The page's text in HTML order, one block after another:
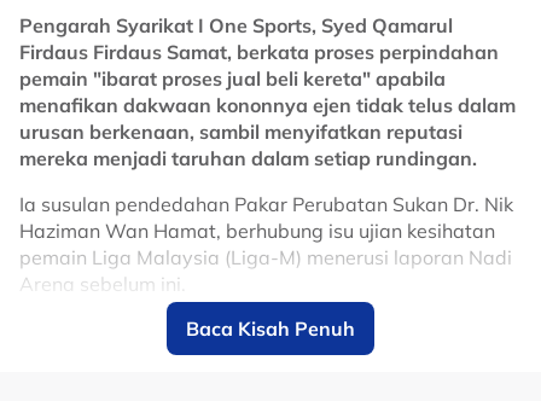
#liga super
Pengarah Syarikat I One Sports, Syed Qamarul
Firdaus Firdaus Samat, berkata proses perpindahan
pemain "ibarat proses jual beli kereta" apabila
menafikan dakwaan kononnya ejen tidak telus dalam
urusan berkenaan, sambil menyifatkan reputasi
mereka menjadi taruhan dalam setiap rundingan.
Ia susulan pendedahan Pakar Perubatan Sukan Dr. Nik
Haziman Wan Hamat, berhubung isu ujian kesihatan
pemain Liga Malaysia (Liga-M) menerusi laporan Nadi
Arena sebelum ini.
Syed Qamarul Firdaus berpendapat masih terdapat
situasi dalam landskap bola sepak Malaysia di mana
Baca Kisah Penuh